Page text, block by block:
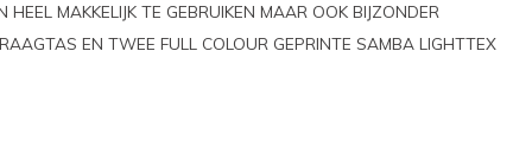
MAKKELIJK TE GEBRUIKEN MAAR OOK BIJZONDER
EN TWEE FULL COLOUR GEPRINTE SAMBA LIGHTTEX